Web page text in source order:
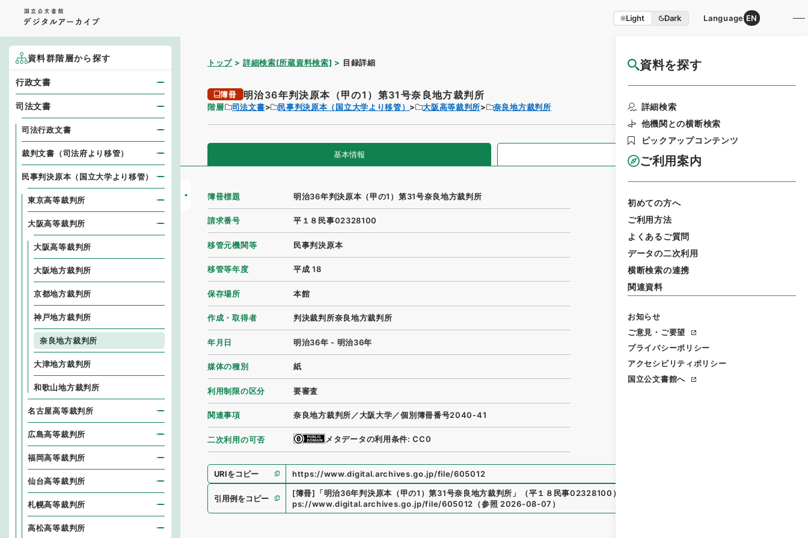
Light Dark Language EN
資料を探す
詳細検索
他機関との横断検索
ピックアップコンテンツ
ご利用案内
初めての方へ
ご利用方法
よくあるご質問
データの二次利用
横断検索の連携
関連資料
お知らせ
ご意見・ご要望
プライバシーポリシー
アクセシビリティポリシー
国立公文書館へ
トップ 詳細検索[所蔵資料検索] 目録詳細 国立公文書館HP利用案内
簿冊 明治36年判決原本（甲の1）第31号奈良地方裁判所
階層 司法文書 民事判決原本（国立大学より移管） 大阪高等裁判所 奈良地方裁判所
基本情報 全ての情報
簿冊標題 明治36年判決原本（甲の1）第31号奈良地方裁判所
請求番号 平１８民事02328100
移管元機関等 民事判決原本
移管等年度 平成 18
保存場所 本館
作成・取得者 判決裁判所奈良地方裁判所
年月日 明治36年 - 明治36年
媒体の種別 紙
利用制限の区分 要審査
関連事項 奈良地方裁判所／大阪大学／個別簿冊番号2040‐41
二次利用の可否 メタデータの利用条件: CC0
URIをコピー https://www.digital.archives.go.jp/file/605012
引用例をコピー
[簿冊] 「明治36年判決原本（甲の1）第31号奈良地方裁判所 」 （平１８民事02328100 ）
ps://www.digital.archives.go.jp/file/605012 （参照 2026-08-07 ）
資料群階層から探す
行政文書
司法文書
司法行政文書
裁判文書（司法府より移管）
民事判決原本（国立大学より移管）
東京高等裁判所
大阪高等裁判所
大阪高等裁判所
大阪地方裁判所
京都地方裁判所
神戸地方裁判所
奈良地方裁判所
大津地方裁判所
和歌山地方裁判所
名古屋高等裁判所
広島高等裁判所
福岡高等裁判所
仙台高等裁判所
札幌高等裁判所
高松高等裁判所